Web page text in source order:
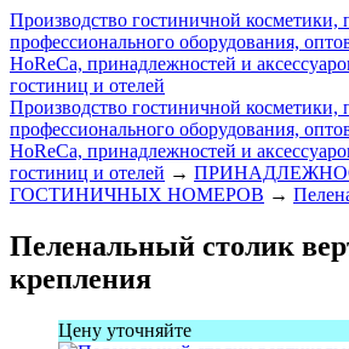
Производство гостиничной косметики,
профессионального оборудования,
HoReCa, принадлежностей и
гостиниц и отелей
Производство гостиничной косметики,
профессионального оборудования,
HoReCa, принадлежностей и
гостиниц и отелей →
ГОСТИНИЧНЫХ НОМЕРОВ →
Пеленальный столик
крепления
Цену уточняйте